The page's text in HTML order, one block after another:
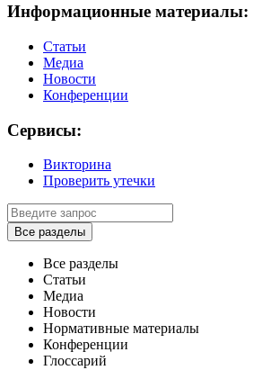
Информационные материалы:
Статьи
Медиа
Новости
Конференции
Сервисы:
Викторина
Проверить утечки
Все разделы
Все разделы
Статьи
Медиа
Новости
Нормативные материалы
Конференции
Глоссарий